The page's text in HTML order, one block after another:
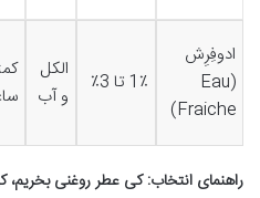
ادوفِرِش
(Eau
Fraiche)
1٪ تا 3٪
الکل
و آب
راهنمای انتخاب: کی عطر روغنی بخریم،